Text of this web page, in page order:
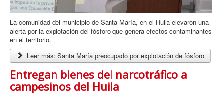
La comunidad del municipio de Santa María, en el Huila elevaron una
alerta por la explotación del fósforo que genera efectos contaminantes
en el territorio.
Leer más: Santa María preocupado por explotación de fósforo
Entregan bienes del narcotráfico a
campesinos del Huila